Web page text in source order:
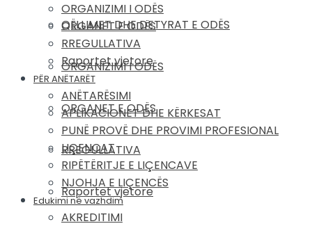
QËLLIMET DHE DETYRAT E ODËS
ORGANIZIMI I ODËS
ORGANET E ODËS
RREGULLATIVA
Raportet vjetore
ORGANIZIMI I ODËS
ORGANET E ODËS
RREGULLATIVA
Raportet vjetore
PËR ANËTARËT
ANËTARËSIMI
APLIKACIONET DHE KËRKESAT
PUNË PROVË DHE PROVIMI PROFESIONAL
LIÇENCAT
RIPËTËRITJE E LIÇENCAVE
NJOHJA E LIÇENCËS
Edukimi në vazhdim
AKREDITIMI